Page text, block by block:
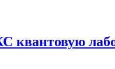
квантовую